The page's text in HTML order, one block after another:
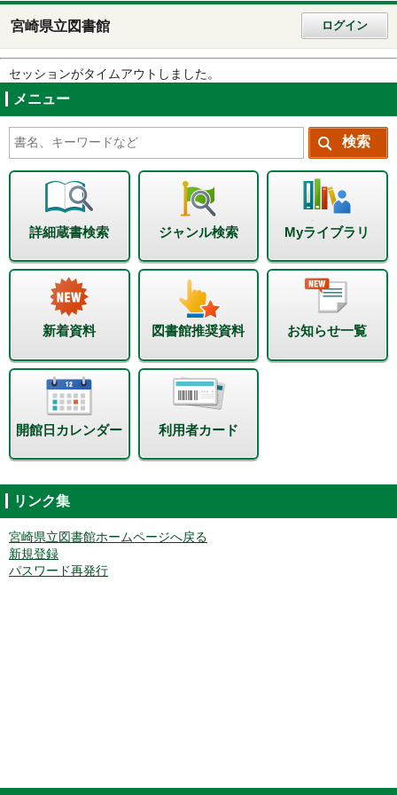
宮崎県立図書館 ログイン
セッションがタイムアウトしました。
メニュー
詳細蔵書検索 ジャンル検索 Myライブラリ
新着資料 図書館推奨資料 お知らせ一覧
開館日カレンダー 利用者カード
リンク集
宮崎県立図書館ホームページへ戻る
新規登録
パスワード再発行